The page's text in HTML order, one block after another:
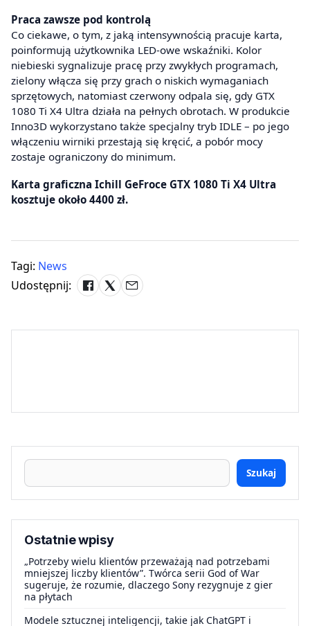
Praca zawsze pod kontrolą
Co ciekawe, o tym, z jaką intensywnością pracuje karta,
poinformują użytkownika LED-owe wskaźniki. Kolor
niebieski sygnalizuje pracę przy zwykłych programach,
zielony włącza się przy grach o niskich wymaganiach
sprzętowych, natomiast czerwony odpala się, gdy GTX
1080 Ti X4 Ultra działa na pełnych obrotach. W produkcie
Inno3D wykorzystano także specjalny tryb IDLE – po jego
włączeniu wirniki przestają się kręcić, a pobór mocy
zostaje ograniczony do minimum.
Karta graficzna Ichill GeFroce GTX 1080 Ti X4 Ultra
kosztuje około 4400 zł.
Tagi: News
Udostępnij:
Szukaj
Ostatnie wpisy
„Potrzeby wielu klientów przeważają nad potrzebami
mniejszej liczby klientów”. Twórca serii God of War
sugeruje, że rozumie, dlaczego Sony rezygnuje z gier
na płytach
Modele sztucznej inteligencji, takie jak ChatGPT i